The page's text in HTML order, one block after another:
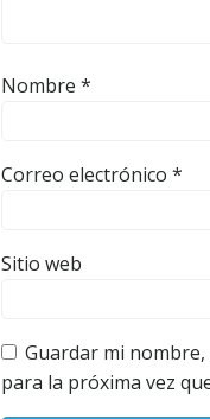
Nombre *
Correo electrónico *
Sitio web
Guardar mi
para la próxima vez